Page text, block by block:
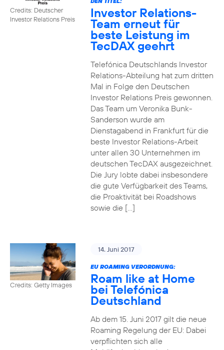
Credits: Deutscher
Investor Relations Preis
Investor Relations-
Team erneut für
beste Leistung im
TecDAX geehrt
Telefónica Deutschlands Investor
Relations-Abteilung hat zum dritten
Mal in Folge den Deutschen
Investor Relations Preis gewonnen.
Das Team um Veronika Bunk-
Sanderson wurde am
Dienstagabend in Frankfurt für die
beste Investor Relations-Arbeit
unter allen 30 Unternehmen im
deutschen TecDAX ausgezeichnet.
Die Jury lobte dabei insbesondere
die gute Verfügbarkeit des Teams,
die Proaktivität bei Roadshows
sowie die […]
Credits: Getty Images
14. Juni 2017
EU ROAMING VERORDNUNG:
Roam like at Home
bei Telefónica
Deutschland
Ab dem 15. Juni 2017 gilt die neue
Roaming Regelung der EU: Dabei
verpflichten sich alle